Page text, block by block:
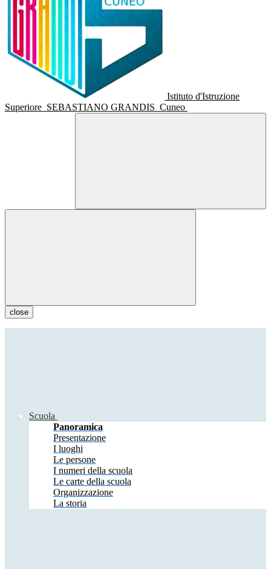
Istituto d'Istruzione
Superiore SEBASTIANO GRANDIS Cuneo
close
Scuola
Panoramica
Presentazione
I luoghi
Le persone
I numeri della scuola
Le carte della scuola
Organizzazione
La storia